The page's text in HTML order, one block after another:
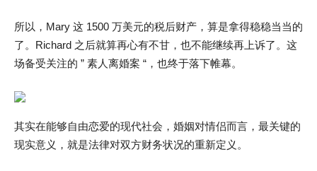
所以，Mary 这 1500 万美元的税后财产，算是拿得稳稳当当的
了。Richard 之后就算再心有不甘，也不能继续再上诉了。这
场备受关注的 ” 素人离婚案 “，也终于落下帷幕。
其实在能够自由恋爱的现代社会，婚姻对情侣而言，最关键的
现实意义，就是法律对双方财务状况的重新定义。